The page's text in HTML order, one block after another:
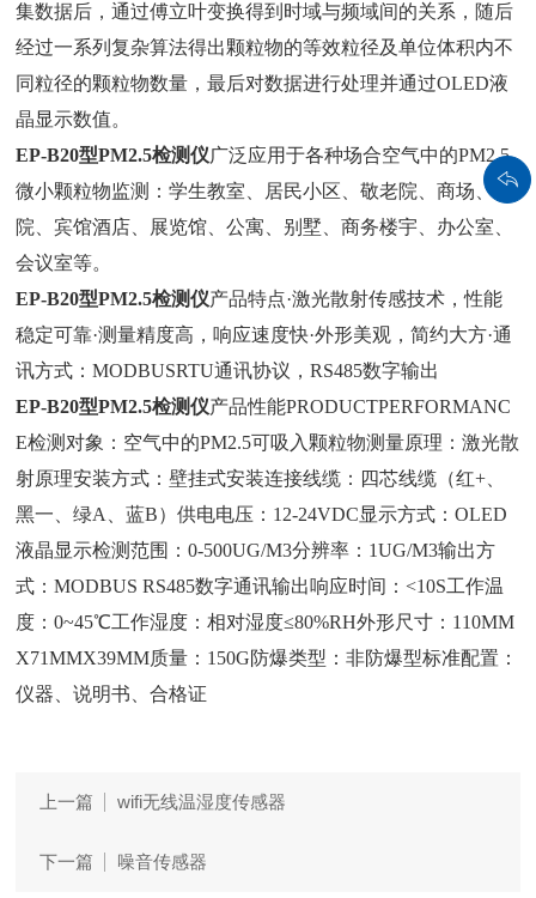
集数据后，通过傅立叶变换得到时域与频域间的关系，随后
经过一系列复杂算法得出颗粒物的等效粒径及单位体积内不
同粒径的颗粒物数量，最后对数据进行处理并通过OLED液
晶显示数值。
EP-B20型PM2.5检测仪广泛应用于各种场合空气中的PM2.5
微小颗粒物监测：学生教室、居民小区、敬老院、商场、医
院、宾馆酒店、展览馆、公寓、别墅、商务楼宇、办公室、
会议室等。
EP-B20型PM2.5检测仪产品特点·激光散射传感技术，性能
稳定可靠·测量精度高，响应速度快·外形美观，简约大方·通
讯方式：MODBUSRTU通讯协议，RS485数字输出
EP-B20型PM2.5检测仪产品性能PRODUCTPERFORMANC
E检测对象：空气中的PM2.5可吸入颗粒物测量原理：激光散
射原理安装方式：壁挂式安装连接线缆：四芯线缆（红+、
黑一、绿A、蓝B）供电电压：12-24VDC显示方式：OLED
液晶显示检测范围：0-500UG/M3分辨率：1UG/M3输出方
式：MODBUS RS485数字通讯输出响应时间：<10S工作温
度：0~45℃工作湿度：相对湿度≤80%RH外形尺寸：110MM
X71MMX39MM质量：150G防爆类型：非防爆型标准配置：
仪器、说明书、合格证
上一篇 wifi无线温湿度传感器
下一篇 噪音传感器